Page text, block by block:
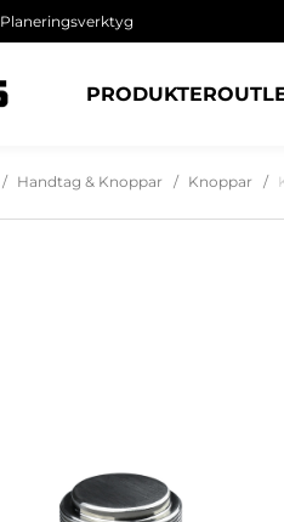
Planeringsverktyg
PRODUKTER
Handtag & Knoppar Knoppar